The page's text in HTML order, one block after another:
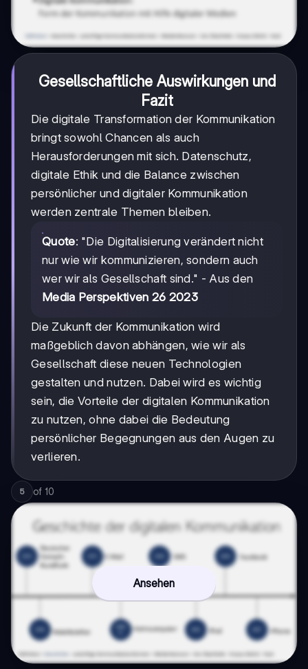
Gesellschaftliche Auswirkungen und
Fazit
Die digitale Transformation der Kommunikation
bringt sowohl Chancen als auch
Herausforderungen mit sich. Datenschutz,
digitale Ethik und die Balance zwischen
persönlicher und digitaler Kommunikation
werden zentrale Themen bleiben.
Quote: "Die Digitalisierung verändert nicht
nur wie wir kommunizieren, sondern auch
wer wir als Gesellschaft sind." - Aus den
Media Perspektiven 26 2023
Die Zukunft der Kommunikation wird
maßgeblich davon abhängen, wie wir als
Gesellschaft diese neuen Technologien
gestalten und nutzen. Dabei wird es wichtig
sein, die Vorteile der digitalen Kommunikation
zu nutzen, ohne dabei die Bedeutung
persönlicher Begegnungen aus den Augen zu
verlieren.
5 of 10
Ansehen